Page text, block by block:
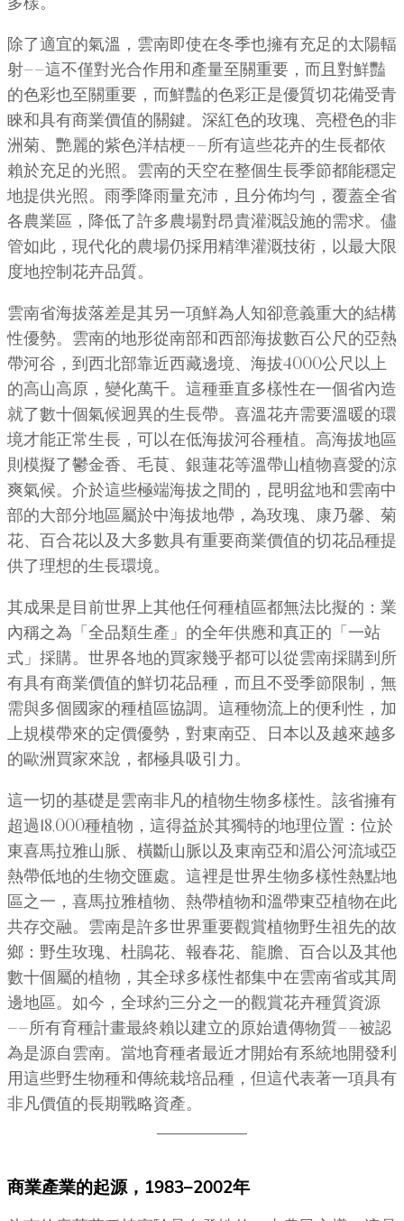
多樣。
除了適宜的氣溫，雲南即使在冬季也擁有充足的太陽輻
射——這不僅對光合作用和產量至關重要，而且對鮮豔
的色彩也至關重要，而鮮豔的色彩正是優質切花備受青
睞和具有商業價值的關鍵。深紅色的玫瑰、亮橙色的非
洲菊、艷麗的紫色洋桔梗——所有這些花卉的生長都依
賴於充足的光照。雲南的天空在整個生長季節都能穩定
地提供光照。雨季降雨量充沛，且分佈均勻，覆蓋全省
各農業區，降低了許多農場對昂貴灌溉設施的需求。儘
管如此，現代化的農場仍採用精準灌溉技術，以最大限
度地控制花卉品質。
雲南省海拔落差是其另一項鮮為人知卻意義重大的結構
性優勢。雲南的地形從南部和西部海拔數百公尺的亞熱
帶河谷，到西北部靠近西藏邊境、海拔4000公尺以上
的高山高原，變化萬千。這種垂直多樣性在一個省內造
就了數十個氣候迥異的生長帶。喜溫花卉需要溫暖的環
境才能正常生長，可以在低海拔河谷種植。高海拔地區
則模擬了鬱金香、毛茛、銀蓮花等溫帶山植物喜愛的涼
爽氣候。介於這些極端海拔之間的，昆明盆地和雲南中
部的大部分地區屬於中海拔地帶，為玫瑰、康乃馨、菊
花、百合花以及大多數具有重要商業價值的切花品種提
供了理想的生長環境。
其成果是目前世界上其他任何種植區都無法比擬的：業
內稱之為「全品類生產」的全年供應和真正的「一站
式」採購。世界各地的買家幾乎都可以從雲南採購到所
有具有商業價值的鮮切花品種，而且不受季節限制，無
需與多個國家的種植區協調。這種物流上的便利性，加
上規模帶來的定價優勢，對東南亞、日本以及越來越多
的歐洲買家來說，都極具吸引力。
這一切的基礎是雲南非凡的植物生物多樣性。該省擁有
超過18,000種植物，這得益於其獨特的地理位置：位於
東喜馬拉雅山脈、橫斷山脈以及東南亞和湄公河流域亞
熱帶低地的生物交匯處。這裡是世界生物多樣性熱點地
區之一，喜馬拉雅植物、熱帶植物和溫帶東亞植物在此
共存交融。雲南是許多世界重要觀賞植物野生祖先的故
鄉：野生玫瑰、杜鵑花、報春花、龍膽、百合以及其他
數十個屬的植物，其全球多樣性都集中在雲南省或其周
邊地區。如今，全球約三分之一的觀賞花卉種質資源
——所有育種計畫最終賴以建立的原始遺傳物質——被認
為是源自雲南。當地育種者最近才開始有系統地開發利
用這些野生物種和傳統栽培品種，但這代表著一項具有
非凡價值的長期戰略資產。
商業產業的起源，1983–2002年